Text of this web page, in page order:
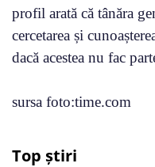
profil arată că tânăra
cercetarea și
dacă acestea nu fac
sursa foto:time.com
Top știri